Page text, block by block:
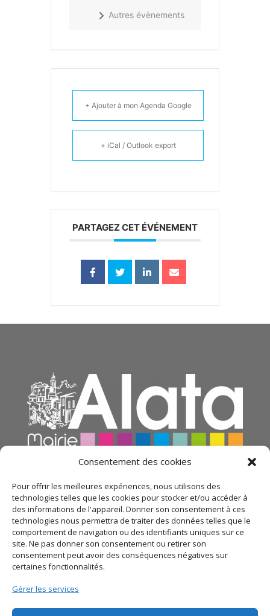
Consentement des cookies
Pour offrir les meilleures expériences, nous utilisons des
technologies telles que les cookies pour stocker et/ou accéder à
des informations de l'appareil. Donner son consentement à ces
technologies nous permettra de traiter des données telles que le
comportement de navigation ou des identifiants uniques sur ce
site. Ne pas donner son consentement ou retirer son
consentement peut avoir des conséquences négatives sur
certaines fonctionnalités.
Gérer les services
Autres évènements
+ Ajouter à mon Agenda Google
+ iCal / Outlook export
PARTAGEZ CET ÉVÉNEMENT
© 2021 Mairie d’Alata – Réalisation